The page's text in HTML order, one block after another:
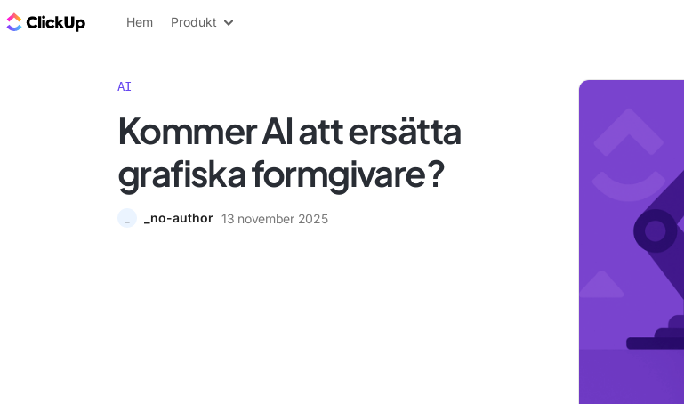
ClickUp-bloggen
Hem Produkt
AI
Kommer AI att ersätta
grafiska formgivare?
_no-author 13 november 2025